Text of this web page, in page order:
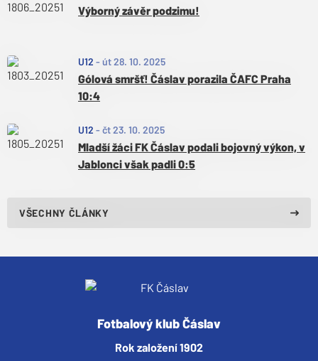
Výborný závěr podzimu!
U12 - út 28. 10. 2025
Gólová smršť! Čáslav porazila ČAFC Praha
10:4
U12 - čt 23. 10. 2025
Mladší žáci FK Čáslav podali bojovný výkon, v
Jablonci však padli 0:5
VŠECHNY ČLÁNKY
Fotbalový klub Čáslav
Rok založení 1902